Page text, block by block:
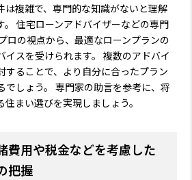
は複雑で、専門的な知識がないと理解
。 住宅ローンアドバイザーなどの専門
ロの視点から、最適なローンプランの
イスを受けられます。 複数のアドバイ
することで、より自分に合ったプラン
でしょう。 専門家の助言を参考に、将
まい選びを実現しましょう。
費用や税金などを考慮した
把握